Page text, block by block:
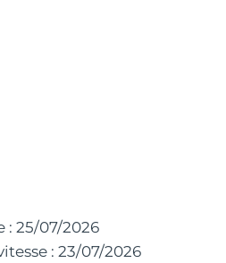
: 25/07/2026
: 23/07/2026